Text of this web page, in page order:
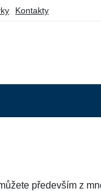
Kontakty
především z